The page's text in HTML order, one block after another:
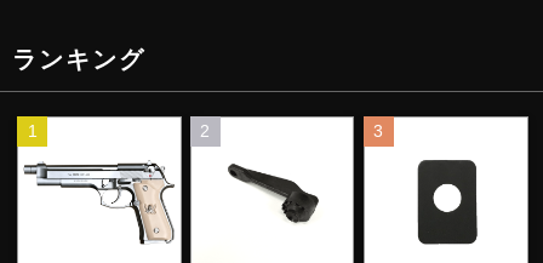
ランキング
1 2 3